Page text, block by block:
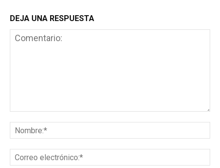
DEJA UNA RESPUESTA